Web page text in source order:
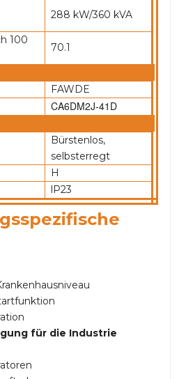
288 kW/360 kVA
100
70.1
FAWDE
CA6DM2J-41D
Bürstenlos,
selbsterregt
H
lP23
für die Industrie